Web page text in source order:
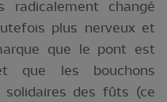
changé
plus nerveux et
que le pont est
que les bouchons
des fûts (ce